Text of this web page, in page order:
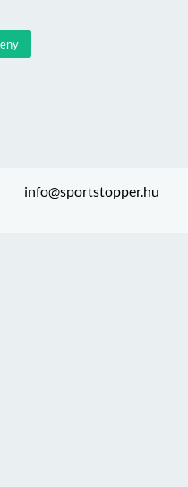
info@sportstopper.hu